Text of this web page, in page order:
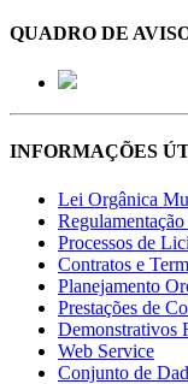
QUADRO DE
INFORMAÇÕES
Lei Orgânica
Processos de
Contratos e
Planejamento
Prestações de
Demonstrativos
Web Service
Conjunto de